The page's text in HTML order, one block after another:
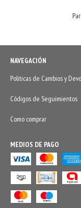
NAVEGACIÓN
Politicas de Cambios y
Códigos de Seguimientos
Como comprar
MEDIOS DE PAGO